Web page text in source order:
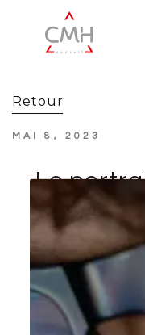
Retour
MAI 8, 2023
Le
en 2022